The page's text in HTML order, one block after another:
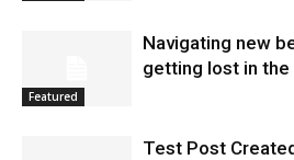
Featured
Navigating new
getting lost in the
Test Post